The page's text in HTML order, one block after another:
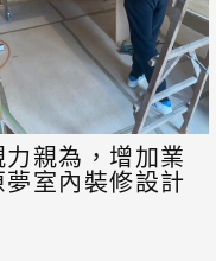
親為，增加業
室內裝修設計